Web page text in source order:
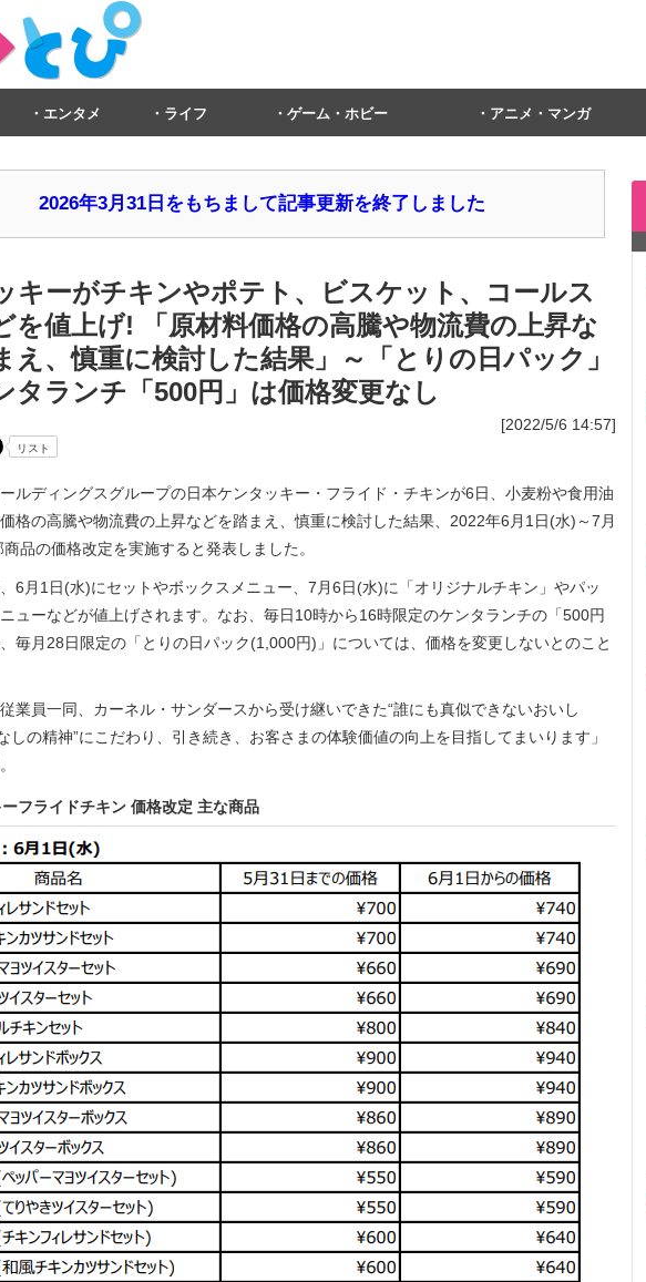
エンタメ ライフ ゲーム・ホビー アニメ・マンガ
2026年3月31日をもちまして記事更新を終了しました
キーがチキンやポテト、ビスケット、コールス
を値上げ! 「原材料価格の高騰や物流費の上昇な
え、慎重に検討した結果」～「とりの日パック」
タランチ「500円」は価格変更なし
[2022/5/6 14:57]
リスト
ルディングスグループの日本ケンタッキー・フライド・チキンが6日、小麦粉や食用油
格の高騰や物流費の上昇などを踏まえ、慎重に検討した結果、2022年6月1日(水)～7月
品の価格改定を実施すると発表しました。
6月1日(水)にセットやボックスメニュー、7月6日(水)に「オリジナルチキン」やパッ
ューなどが値上げされます。なお、毎日10時から16時限定のケンタランチの「500円
毎月28日限定の「とりの日パック(1,000円)」については、価格を変更しないとのこと
業員一同、カーネル・サンダースから受け継いできた“誰にも真似できないおいし
しの精神”にこだわり、引き続き、お客さまの体験価値の向上を目指してまいります」
フライドチキン 価格改定 主な商品